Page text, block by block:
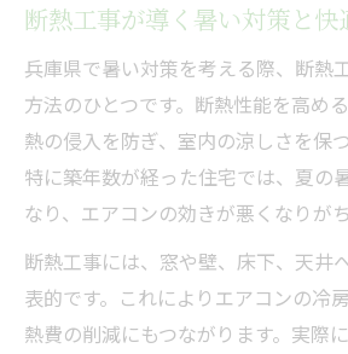
断熱工事が導く暑い対策と快
兵庫県で暑い対策を考える際、断熱
方法のひとつです。断熱性能を高め
熱の侵入を防ぎ、室内の涼しさを保
特に築年数が経った住宅では、夏の
なり、エアコンの効きが悪くなりがち
断熱工事には、窓や壁、床下、天井
表的です。これによりエアコンの冷
熱費の削減にもつながります。実際